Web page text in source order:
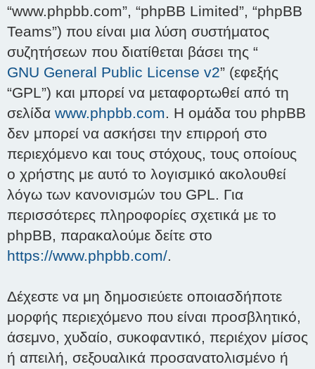
“www.phpbb.com”, “phpBB Limited”, “phpBB
Teams”) που είναι μια λύση συστήματος
συζητήσεων που διατίθεται βάσει της “
GNU General Public License v2” (εφεξής
“GPL”) και μπορεί να μεταφορτωθεί από τη
σελίδα www.phpbb.com. Η ομάδα του phpBB
δεν μπορεί να ασκήσει την επιρροή στο
περιεχόμενο και τους στόχους, τους οποίους
ο χρήστης με αυτό το λογισμικό ακολουθεί
λόγω των κανονισμών του GPL. Για
περισσότερες πληροφορίες σχετικά με το
phpBB, παρακαλούμε δείτε στο
https://www.phpbb.com/.
Δέχεστε να μη δημοσιεύετε οποιασδήποτε
μορφής περιεχόμενο που είναι προσβλητικό,
άσεμνο, χυδαίο, συκοφαντικό, περιέχον μίσος
ή απειλή, σεξουαλικά προσανατολισμένο ή